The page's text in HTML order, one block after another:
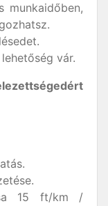
munkaidőben,
vár.
15 ft/km /